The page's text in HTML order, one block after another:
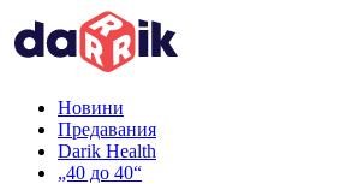
Новини
Предавания
Darik Health
„40 до 40“